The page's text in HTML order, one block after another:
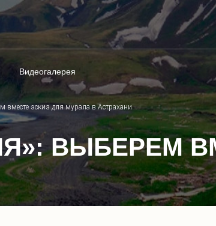
Видеогалерея
вместе эскиз для мурала в Астрахани
ВЫБЕРЕМ